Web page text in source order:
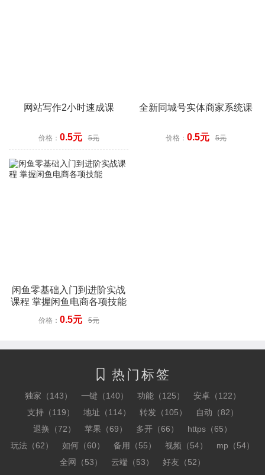
网站写作2小时速成课
价格： 0.5元 5元
全新同城号实体商家系统课
价格： 0.5元 5元
闲鱼零基础入门到进阶实战
课程 掌握闲鱼电商各项技能
价格： 0.5元 5元
 热门标签
独家（143） 一键（140） 功能（125）
安卓（122）
支持（119）
地址（114） 转发（105）
自动（82）
退换（72）
苹果（69） 多开（66）
https（65）
玩法（62）
如何（60） 备用（55） 视频（54）
mp（54）
全网（53）
云端（53） 好友（52）